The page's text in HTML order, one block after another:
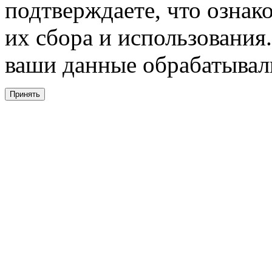
подтверждаете, что
их сбора и
ваши данные
Принять